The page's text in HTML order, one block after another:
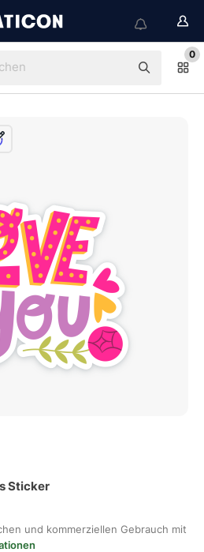
0
Sticker
und kommerziellen Gebrauch mit